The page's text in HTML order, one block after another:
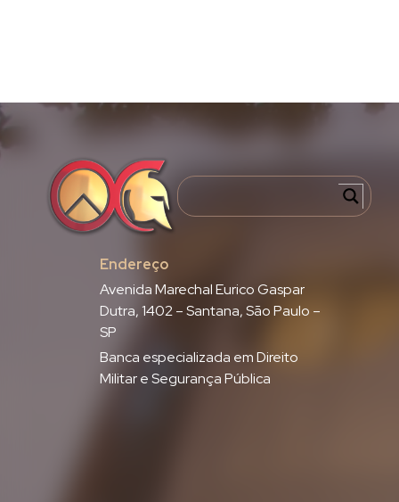
Endereço
Avenida Marechal Eurico Gaspar
Dutra, 1402 – Santana, São Paulo –
SP
Banca especializada em Direito
Militar e Segurança Pública